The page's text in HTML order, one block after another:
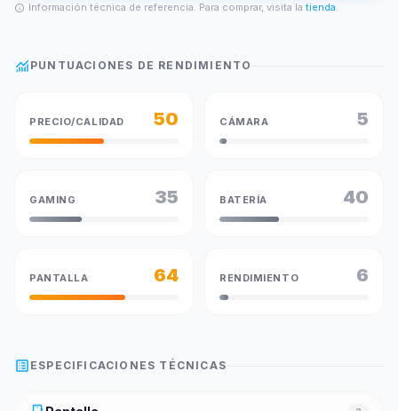
info Información técnica de referencia. Para comprar, visita la tienda.
monitoring PUNTUACIONES DE RENDIMIENTO
PRECIO/CALIDAD 50 CÁMARA 5
GAMING 35 BATERÍA 40
PANTALLA 64 RENDIMIENTO 6
list_alt ESPECIFICACIONES TÉCNICAS